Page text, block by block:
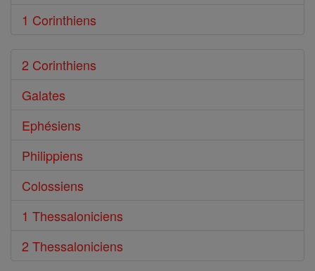
1 Corinthiens
2 Corinthiens
Galates
Ephésiens
Philippiens
Colossiens
1 Thessaloniciens
2 Thessaloniciens